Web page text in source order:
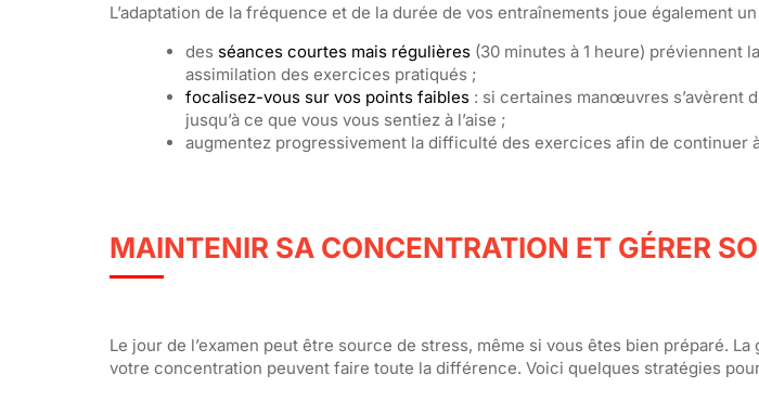
L’adaptation de la fréquence et de la durée de vos entraînements joue également
des séances courtes mais régulières(30 minutes à 1 heure) préviennent
assimilation des exercices pratiqués ;
focalisez-vous sur vos points faibles: si certaines manœuvres s’avèrent
jusqu’à ce que vous vous sentiez à l’aise ;
augmentez progressivement la difficulté des exercices afin de continuer
MAINTENIR SA CONCENTRATION ET GÉRER
Le jour de l’examen peut être source de stress, même si vous êtes bien préparé.
votre concentration peuvent faire toute la différence. Voici quelques stratégies